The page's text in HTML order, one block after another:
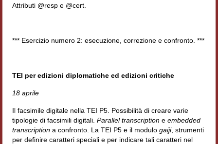
Workshop DH
ERASMUS/DEMM
Storia e forme della canzone
Attributi @resp e @cert.
*** Esercizio numero 2: esecuzione, correzione e confronto. ***
TEI per edizioni diplomatiche ed edizioni critiche
18 aprile
Il facsimile digitale nella TEI P5. Possibilità di creare varie
tipologie di facsimili digitali. Parallel transcription e embedded
transcription a confronto. La TEI P5 e il modulo gaiji, strumenti
per definire caratteri speciali e per indicare tali caratteri nel